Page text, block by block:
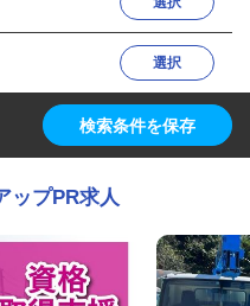
選択
検索条件を保存
ップPR求人